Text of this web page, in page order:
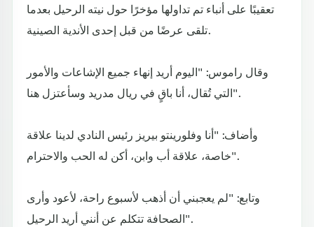
تعقيبًا على أنباء تم تداولها مؤخرًا حول نيته الرحيل بعدما
تلقى عرضًا من قبل إحدى الأندية الصينية.
وقال راموس: "اليوم أريد إنهاء جميع الإشاعات والأمور
التي تُقال، أنا باقٍ في ريال مدريد وسأعتزل هنا".
وأضاف: "أنا وفلورينتو بيريز رئيس النادي لدينا علاقة
خاصة، علاقة أب وابن، أكن له الحب والاحترام".
وتابع: "لم يعجبني أن أذهب لأسبوع راحة، لأعود وأرى
الصحافة تتكلم عن أنني أريد الرحيل".